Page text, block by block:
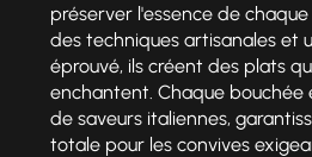
préserver l'essence de
des techniques artisanales et
éprouvé, ils créent des plats
enchantent. Chaque bouchée
de saveurs italiennes,
totale pour les convives